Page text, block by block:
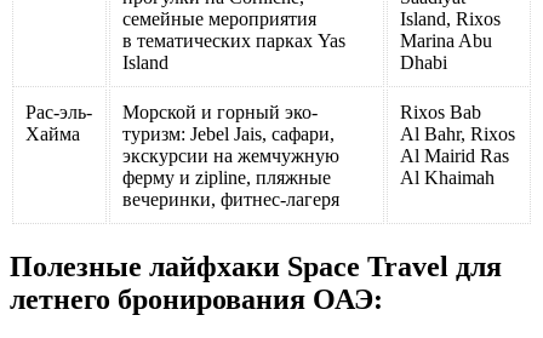
семейные мероприятия
в тематических парках Yas
Island
Island, Rixos
Marina Abu
Dhabi
Рас-эль-
Хайма
Морской и горный эко-
туризм: Jebel Jais, сафари,
экскурсии на жемчужную
ферму и zipline, пляжные
вечеринки, фитнес-лагеря
Rixos Bab
Al Bahr, Rixos
Al Mairid Ras
Al Khaimah
Полезные лайфхаки Space Travel для
летнего бронирования ОАЭ: